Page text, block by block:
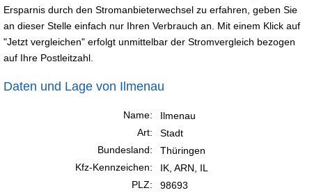
Ersparnis durch den Stromanbieterwechsel zu erfahren, geben Sie
an dieser Stelle einfach nur Ihren Verbrauch an. Mit einem Klick auf
"Jetzt vergleichen" erfolgt unmittelbar der Stromvergleich bezogen
auf Ihre Postleitzahl.
Daten und Lage von Ilmenau
Name:
Ilmenau
Art:
Stadt
Bundesland:
Thüringen
Kfz-Kennzeichen:
IK, ARN, IL
PLZ:
98693